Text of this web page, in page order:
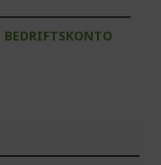
BEDRIFTSKONTO